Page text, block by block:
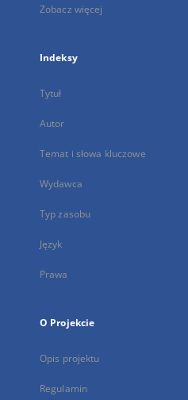
Zobacz więcej
Indeksy
Tytuł
Autor
Temat i słowa kluczowe
Wydawca
Typ zasobu
Język
Prawa
O Projekcie
Opis projektu
Regulamin